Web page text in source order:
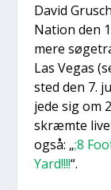
David
Na­tion den
mere
Las Vegas
sted den 7.
je­de sig om
skræm­te
også: „;8
Yard!!!!“.